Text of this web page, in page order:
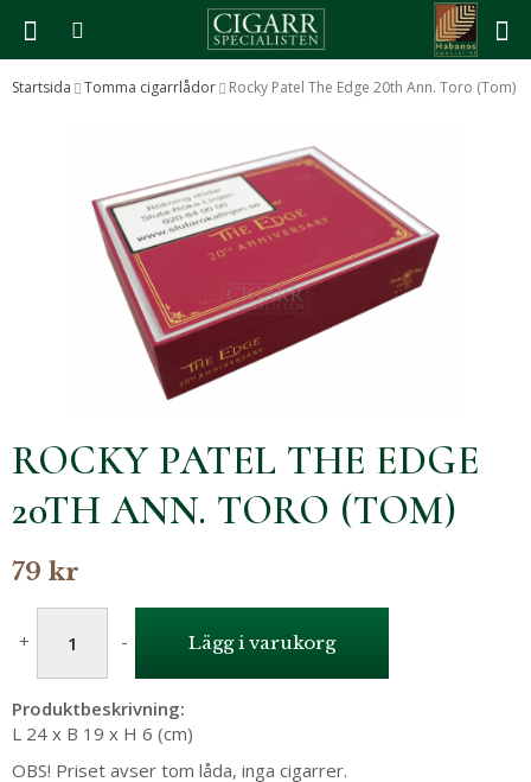
Startsida Tomma cigarrlådor Rocky Patel The Edge 20th Ann. Toro (Tom)
ROCKY PATEL THE EDGE
20TH ANN. TORO (TOM)
79 kr
+ - Lägg i varukorg
Produktbeskrivning:
L 24 x B 19 x H 6 (cm)
OBS! Priset avser tom låda, inga cigarrer.